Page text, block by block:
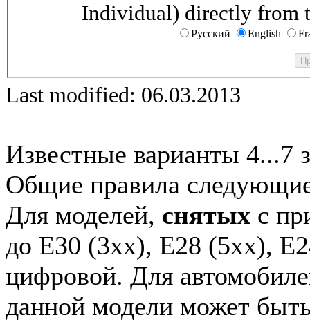
Individual) directly from
Русский English
Last modified: 06.03.2013
Известные варианты 4...7
Общие правила
Для моделей, снятых с
до E30 (3xx), E28 (5xx),
цифровой. Для
данной модели может